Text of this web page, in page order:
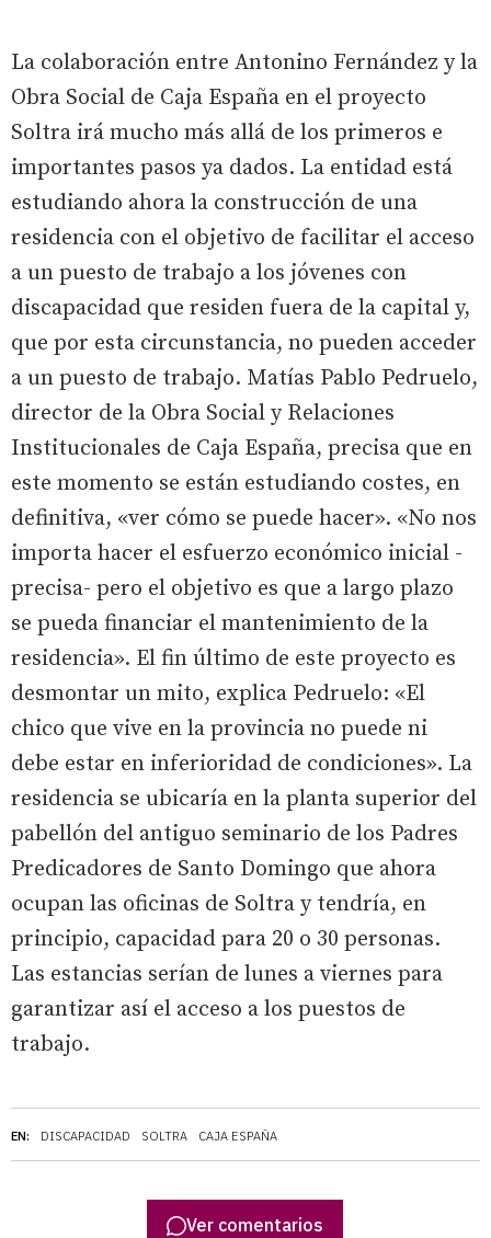
EN: DISCAPACIDAD SOLTRA CAJA ESPAÑA
La colaboración entre Antonino Fernández y la
Obra Social de Caja España en el proyecto
Soltra irá mucho más allá de los primeros e
importantes pasos ya dados. La entidad está
estudiando ahora la construcción de una
residencia con el objetivo de facilitar el acceso
a un puesto de trabajo a los jóvenes con
discapacidad que residen fuera de la capital y,
que por esta circunstancia, no pueden acceder
a un puesto de trabajo. Matías Pablo Pedruelo,
director de la Obra Social y Relaciones
Institucionales de Caja España, precisa que en
este momento se están estudiando costes, en
definitiva, «ver cómo se puede hacer». «No nos
importa hacer el esfuerzo económico inicial -
precisa- pero el objetivo es que a largo plazo
se pueda financiar el mantenimiento de la
residencia». El fin último de este proyecto es
desmontar un mito, explica Pedruelo: «El
chico que vive en la provincia no puede ni
debe estar en inferioridad de condiciones». La
residencia se ubicaría en la planta superior del
pabellón del antiguo seminario de los Padres
Predicadores de Santo Domingo que ahora
ocupan las oficinas de Soltra y tendría, en
principio, capacidad para 20 o 30 personas.
Las estancias serían de lunes a viernes para
garantizar así el acceso a los puestos de
trabajo.
Ver comentarios